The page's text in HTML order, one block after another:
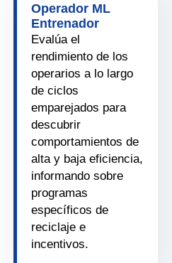
Operador ML
Entrenador
Evalúa el
rendimiento de los
operarios a lo largo
de ciclos
emparejados para
descubrir
comportamientos de
alta y baja eficiencia,
informando sobre
programas
específicos de
reciclaje e
incentivos.